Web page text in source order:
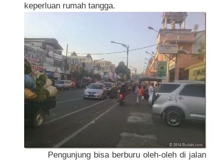
keperluan rumah tangga.
Pengunjung bisa berburu oleh-oleh di jalan